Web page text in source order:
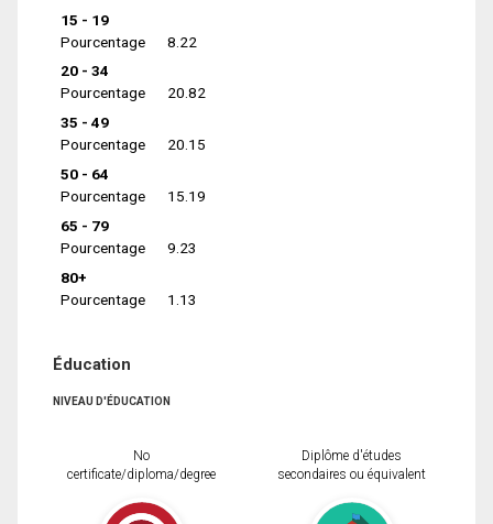
15 - 19
Pourcentage
8.22
20 - 34
Pourcentage
20.82
35 - 49
Pourcentage
20.15
50 - 64
Pourcentage
15.19
65 - 79
Pourcentage
9.23
80+
Pourcentage
1.13
Éducation
NIVEAU D'ÉDUCATION
No
certificate/diploma/degree
Diplôme d'études
secondaires ou équivalent